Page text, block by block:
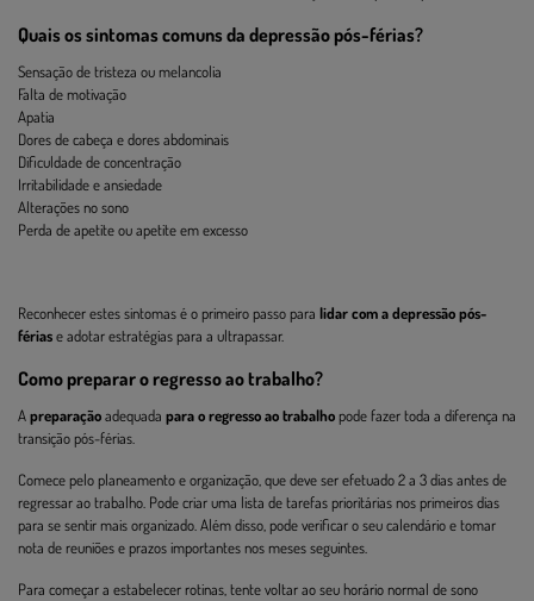
Quais os sintomas comuns da depressão pós-férias?
Sensação de tristeza ou melancolia
Falta de motivação
Apatia
Dores de cabeça e dores abdominais
Dificuldade de concentração
Irritabilidade e ansiedade
Alterações no sono
Perda de apetite ou apetite em excesso
Reconhecer estes sintomas é o primeiro passo para lidar com a depressão pós-
fériase adotar estratégias para a ultrapassar.
Como preparar o regresso ao trabalho?
Apreparaçãoadequada para o regresso ao trabalhopode fazer toda a diferença na
transição pós-férias.
Comece pelo planeamento e organização, que deve ser efetuado 2 a 3 dias antes de
regressar ao trabalho. Pode criar uma lista de tarefas prioritárias nos primeiros dias
para se sentir mais organizado. Além disso, pode verificar o seu calendário e tomar
nota de reuniões e prazos importantes nos meses seguintes.
Para começar a estabelecer rotinas, tente voltar ao seu horário normal de sono